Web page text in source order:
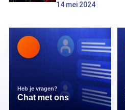
14 mei 2024
Heb je vragen?
Chat met ons